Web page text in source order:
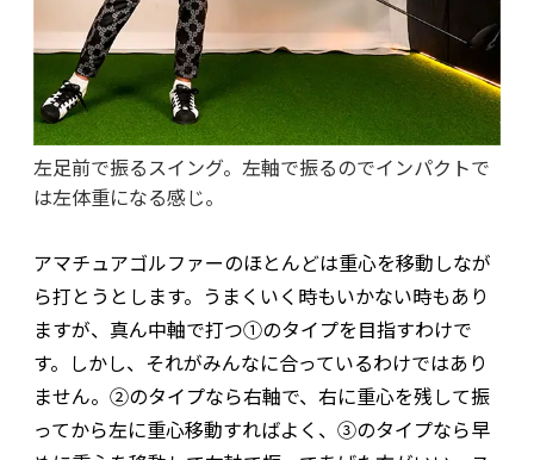
左足前で振るスイング。左軸で振るのでインパクトで
は左体重になる感じ。
アマチュアゴルファーのほとんどは重心を移動しなが
ら打とうとします。うまくいく時もいかない時もあり
ますが、真ん中軸で打つ①のタイプを目指すわけで
す。しかし、それがみんなに合っているわけではあり
ません。②のタイプなら右軸で、右に重心を残して振
ってから左に重心移動すればよく、③のタイプなら早